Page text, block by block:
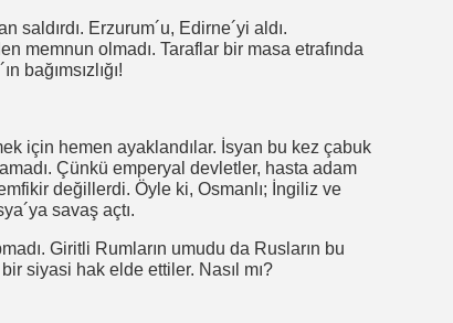
Erzurum´u, Edirne´yi aldı.
memnun olmadı. Taraflar bir masa etrafında
bağımsızlığı!
için hemen ayaklandılar. İsyan bu kez çabuk
Çünkü emperyal devletler, hasta adam
değillerdi. Öyle ki, Osmanlı; İngiliz ve
savaş açtı.
Giritli Rumların umudu da Rusların bu
siyasi hak elde ettiler. Nasıl mı?